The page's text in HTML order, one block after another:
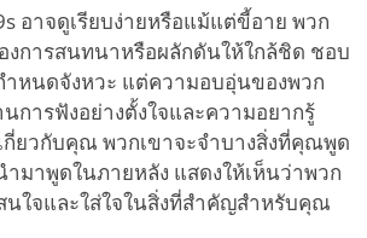
อาจดูเรียบง่ายหรือแม้แต่ขี้อาย พวก
งการสนทนาหรือผลักดันให้ใกล้ชิด ชอบ
หนดจังหวะ แต่ความอบอุ่นของพวก
การฟังอย่างตั้งใจและความอยากรู้
กี่ยวกับคุณ พวกเขาจะจำบางสิ่งที่คุณพูด
ำมาพูดในภายหลัง แสดงให้เห็นว่าพวก
นใจและใส่ใจในสิ่งที่สำคัญสำหรับคุณ